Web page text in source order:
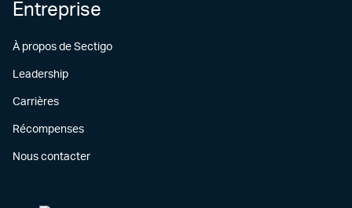
Entreprise
À propos de Sectigo
Leadership
Carrières
Récompenses
Nous contacter